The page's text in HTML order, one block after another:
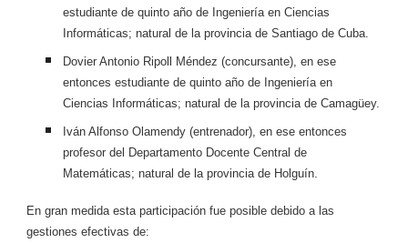
estudiante de quinto año de Ingeniería en Ciencias
Informáticas; natural de la provincia de Santiago de Cuba.
Dovier Antonio Ripoll Méndez (concursante), en ese
entonces estudiante de quinto año de Ingeniería en
Ciencias Informáticas; natural de la provincia de Camagüey.
Iván Alfonso Olamendy (entrenador), en ese entonces
profesor del Departamento Docente Central de
Matemáticas; natural de la provincia de Holguín.
En gran medida esta participación fue posible debido a las
gestiones efectivas de: